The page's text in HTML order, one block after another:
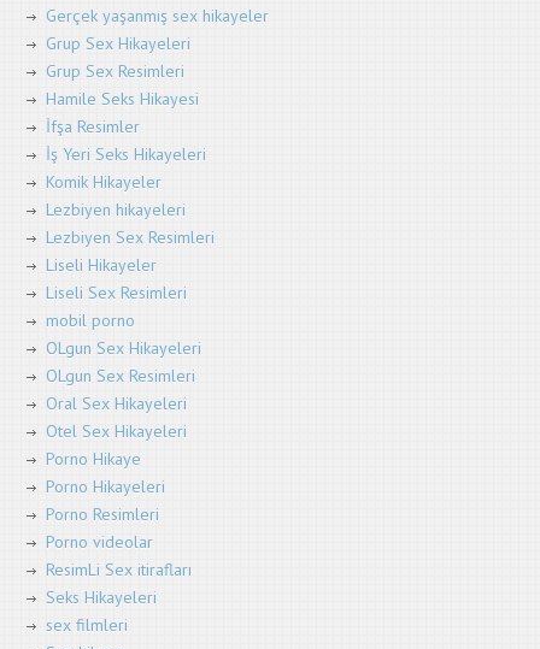
Gerçek yaşanmış sex hikayeler
Grup Sex Hikayeleri
Grup Sex Resimleri
Hamile Seks Hikayesi
İfşa Resimler
İş Yeri Seks Hikayeleri
Komik Hikayeler
Lezbiyen hikayeleri
Lezbiyen Sex Resimleri
Liseli Hikayeler
Liseli Sex Resimleri
mobil porno
OLgun Sex Hikayeleri
OLgun Sex Resimleri
Oral Sex Hikayeleri
Otel Sex Hikayeleri
Porno Hikaye
Porno Hikayeleri
Porno Resimleri
Porno videolar
ResimLi Sex itirafları
Seks Hikayeleri
sex filmleri